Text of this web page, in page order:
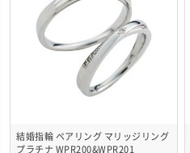
結婚指輪 ペアリング マリッジリング
プラチナ WPR200&WPR201